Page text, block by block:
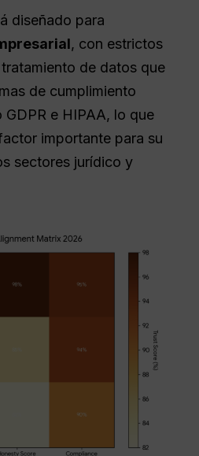
diseñado para
, con estrictos
de datos que
de cumplimiento
e HIPAA, lo que
importante para su
sectores jurídico y